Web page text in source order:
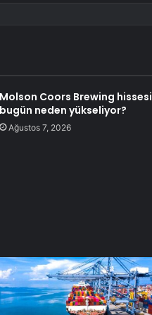
Molson Coors Brewing hissesi
bugün neden yükseliyor?
Ağustos 7, 2026